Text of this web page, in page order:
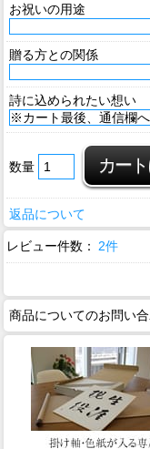
お祝いの用途
贈る方との関係
詩に込められたい想い
数量
返品について
レビュー件数： 2件
商品についてのお問い